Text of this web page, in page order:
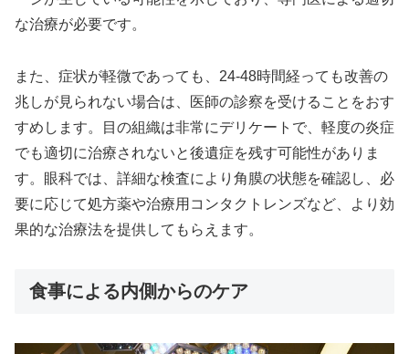
な治療が必要です。
また、症状が軽微であっても、24-48時間経っても改善の
兆しが見られない場合は、医師の診察を受けることをおす
すめします。目の組織は非常にデリケートで、軽度の炎症
でも適切に治療されないと後遺症を残す可能性がありま
す。眼科では、詳細な検査により角膜の状態を確認し、必
要に応じて処方薬や治療用コンタクトレンズなど、より効
果的な治療法を提供してもらえます。
食事による内側からのケア